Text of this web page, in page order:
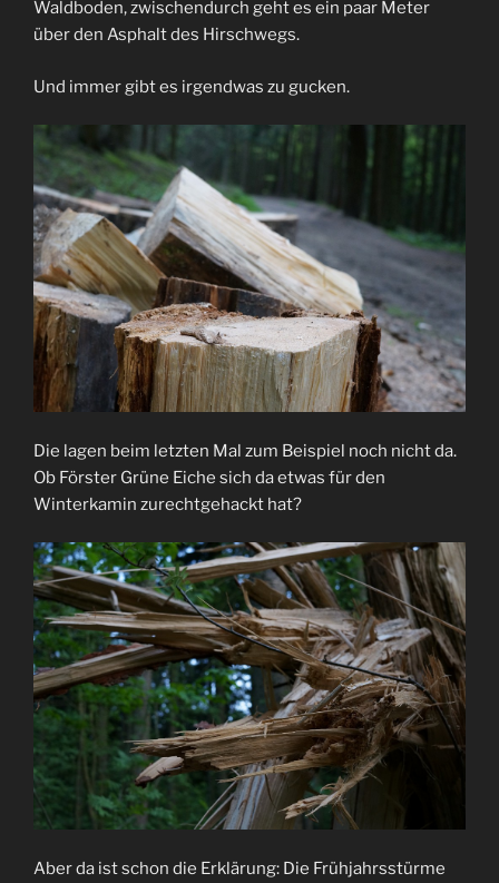
Waldboden, zwischendurch geht es ein paar Meter
über den Asphalt des Hirschwegs.
Und immer gibt es irgendwas zu gucken.
Die lagen beim letzten Mal zum Beispiel noch nicht da.
Ob Förster Grüne Eiche sich da etwas für den
Winterkamin zurechtgehackt hat?
Aber da ist schon die Erklärung: Die Frühjahrsstürme